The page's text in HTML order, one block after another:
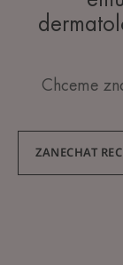
Chceme
ZANECHAT